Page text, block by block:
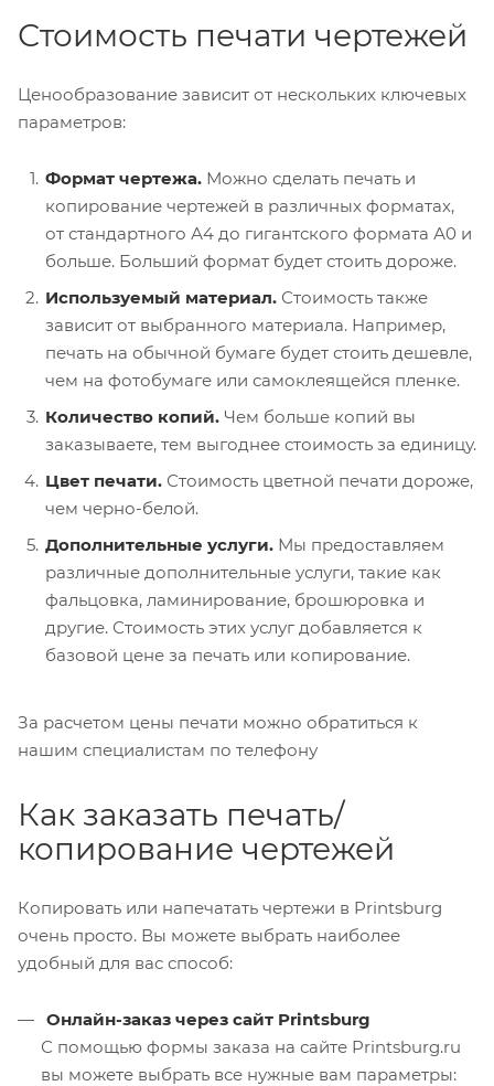
Стоимость печати чертежей
Ценообразование зависит от нескольких ключевых
параметров:
Формат чертежа. Можно сделать печать и
копирование чертежей в различных форматах,
от стандартного А4 до гигантского формата А0 и
больше. Больший формат будет стоить дороже.
Используемый материал. Стоимость также
зависит от выбранного материала. Например,
печать на обычной бумаге будет стоить дешевле,
чем на фотобумаге или самоклеящейся пленке.
Количество копий. Чем больше копий вы
заказываете, тем выгоднее стоимость за единицу.
Цвет печати. Стоимость цветной печати дороже,
чем черно-белой.
Дополнительные услуги. Мы предоставляем
различные дополнительные услуги, такие как
фальцовка, ламинирование, брошюровка и
другие. Стоимость этих услуг добавляется к
базовой цене за печать или копирование.
За расчетом цены печати можно обратиться к
нашим специалистам по телефону
Как заказать печать/
копирование чертежей
Копировать или напечатать чертежи в Printsburg
очень просто. Вы можете выбрать наиболее
удобный для вас способ:
Онлайн-заказ через сайт Printsburg
С помощью формы заказа на сайте Printsburg.ru
вы можете выбрать все нужные вам параметры: